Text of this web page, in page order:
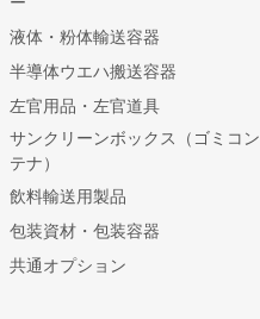
液体・粉体輸送容器
半導体ウエハ搬送容器
左官用品・左官道具
サンクリーンボックス（ゴミコン
テナ）
飲料輸送用製品
包装資材・包装容器
共通オプション